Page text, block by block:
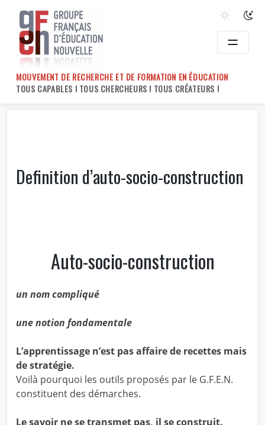
content
MOUVEMENT DE RECHERCHE ET DE FORMATION EN ÉDUCATION
TOUS CAPABLES ! TOUS CHERCHEURS ! TOUS CRÉATEURS !
Definition d’auto-socio-construction
Auto-socio-construction
un nom compliqué
une notion fondamentale
L’apprentissage n’est pas affaire de recettes mais
de stratégie.
Voilà pourquoi les outils proposés par le G.F.E.N.
constituent des démarches.
Le savoir ne se transmet pas, il se construit.